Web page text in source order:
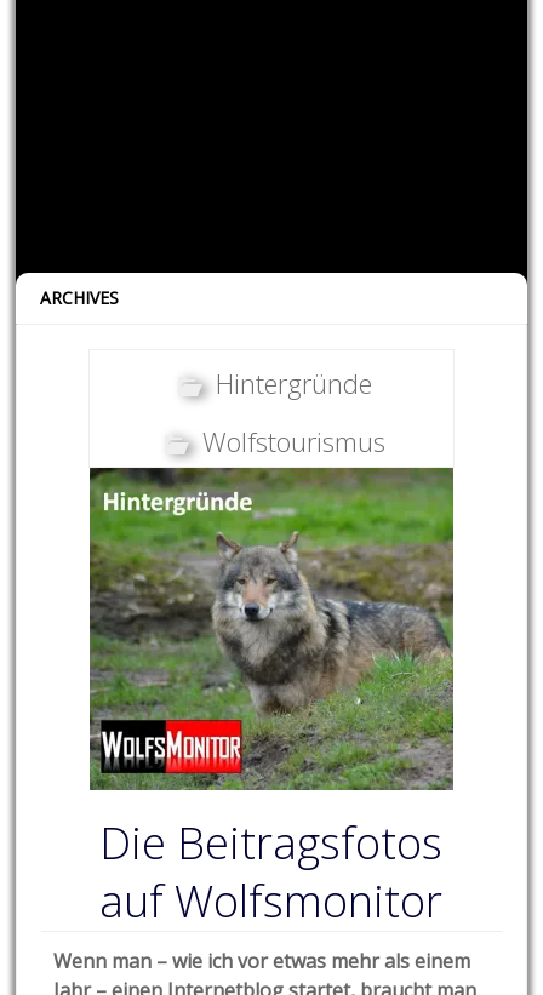
ARCHIVES
Hintergründe
Wolfstourismus
Die Beitragsfotos
auf Wolfsmonitor
Wenn man – wie ich vor etwas mehr als einem